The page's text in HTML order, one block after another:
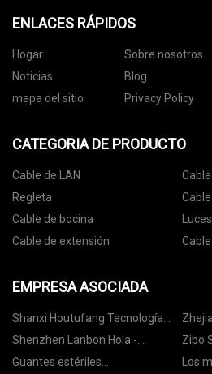
ENLACES RÁPIDOS
Hogar Sobre nosotros
Noticias
Blog
mapa del sitio
Privacy Policy
CATEGORIA DE PRODUCTO
Cable de LAN
Regleta
Cable de bocina
Cable de extensión
EMPRESA ASOCIADA
Shanxi Houtufang Tecnología
Co., Ltd.
Zhejiang Cuidado
Shenzhen Lanbon Hola -
Tecnología Co., Ltd.
Zibo Shengyang Vidrio
Guantes estériles Los